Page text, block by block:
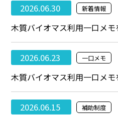
2026.06.30 新着情報
木質バイオマス利用一口メ
2026.06.23 一口メモ
木質バイオマス利用一口メ
2026.06.15 補助制度